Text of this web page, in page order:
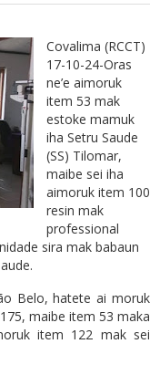
Covalima (RCCT)
17-10-24-Oras
ne’e aimoruk
item 53 mak
estoke mamuk
iha Setru Saude
(SS) Tilomar,
maibe sei iha
aimoruk item 100
resin mak
professional
sira mak babaun
Belo, hatete ai moruk
maibe item 53 maka
item 122 mak sei